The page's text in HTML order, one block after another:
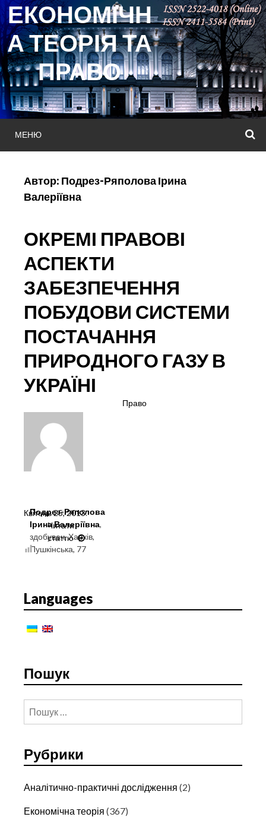
Skip
to
content
ЕКОНОМІЧН
А ТЕОРІЯ ТА
ПРАВО
МЕНЮ
Автор: Подрез-Ряполова Ірина
Валеріївна
ОКРЕМІ ПРАВОВІ
АСПЕКТИ
ЗАБЕЗПЕЧЕННЯ
ПОБУДОВИ СИСТЕМИ
ПОСТАЧАННЯ
ПРИРОДНОГО ГАЗУ В
УКРАЇНІ
Право
Подрез-Ряполова
Ірина Валеріївна,
здобувач, Харків,
Пушкінська, 77
Квітень 25, 2013.
Читати
статтю
ОКРЕМІ
СИСТЕМИ
ПОСТАЧАННЯ
Languages
Пошук
Пошук:
Рубрики
Аналітично-практичні дослідження (2)
Економічна теорія (367)